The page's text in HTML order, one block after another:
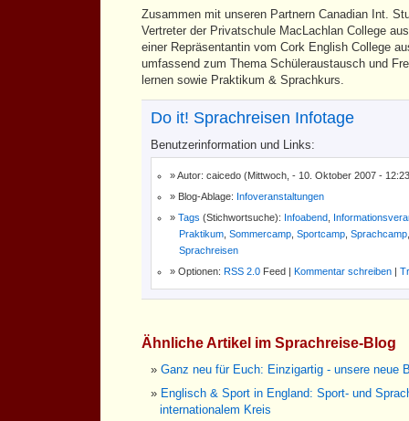
Zusammen mit unseren Partnern Canadian Int.
Vertreter der Privatschule MacLachlan College
einer Repräsentantin vom Cork English College
umfassend zum Thema Schüleraustausch und
lernen sowie Praktikum & Sprachkurs.
Do it! Sprachreisen Infotage
Benutzerinformation und Links:
Autor: caicedo (Mittwoch, - 10. Oktober 2007 -
Blog-Ablage: Infoveranstaltungen
Tags (Stichwortsuche): Infoabend
Praktikum Sommercamp Sportcamp Sprachcamp
Sprachreisen
Optionen: RSS 2.0 Feed | Kommentar schreiben |
Ähnliche Artikel im Sprachreise-Blog
Ganz neu für Euch: Einzigartig - unsere neue
Englisch & Sport in England: Sport- und
internationalem Kreis